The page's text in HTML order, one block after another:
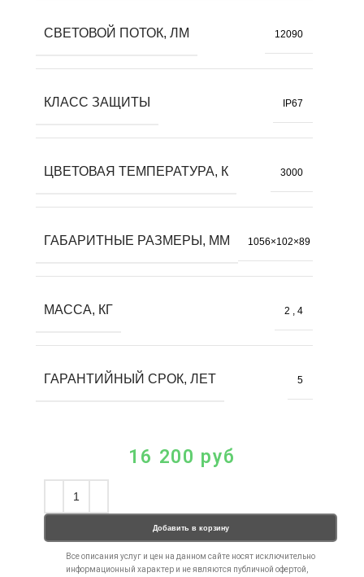
СВЕТОВОЙ ПОТОК, ЛМ 12090
КЛАСС ЗАЩИТЫ IP67
ЦВЕТОВАЯ ТЕМПЕРАТУРА, К 3000
ГАБАРИТНЫЕ РАЗМЕРЫ, ММ 1056×102×89
МАССА, КГ 2 , 4
ГАРАНТИЙНЫЙ СРОК, ЛЕТ 5
16 200 руб
Добавить в корзину
Все описания услуг и цен на данном сайте носят исключительно
информационный характер и не являются публичной офертой,